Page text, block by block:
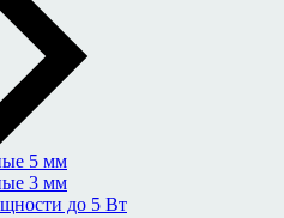
5 мм
3 мм
до 5 Вт